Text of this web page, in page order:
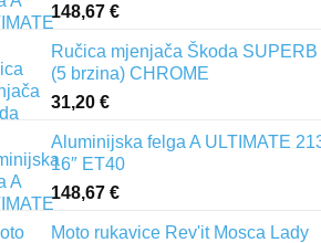
148,67 €
Ručica mjenjača Škoda SUPERB II
(5 brzina) CHROME
31,20 €
Aluminijska felga A ULTIMATE
16″ ET40
148,67 €
Moto rukavice Rev'it Mosca Lady